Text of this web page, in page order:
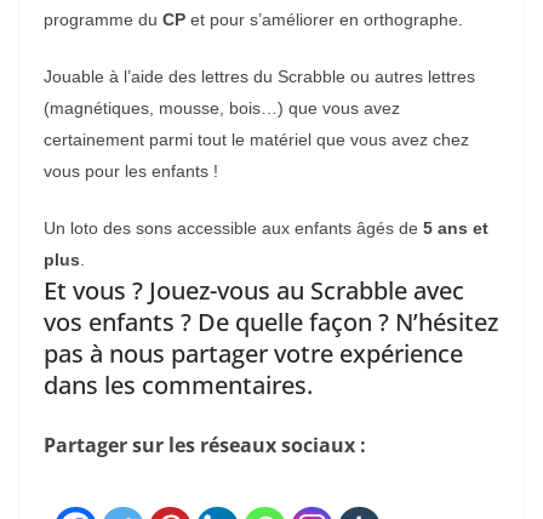
programme du CP et pour s’améliorer en orthographe.
Jouable à l’aide des lettres du Scrabble ou autres lettres
(magnétiques, mousse, bois…) que vous avez
certainement parmi tout le matériel que vous avez chez
vous pour les enfants !
Un loto des sons accessible aux enfants âgés de 5 ans et
plus
Et vous ? Jouez-vous au Scrabble avec
vos enfants ? De quelle façon ? N’hésitez
pas à nous partager votre expérience
dans les commentaires.
Partager sur les réseaux sociaux :